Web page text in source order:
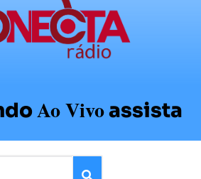
Ao Vivoassista